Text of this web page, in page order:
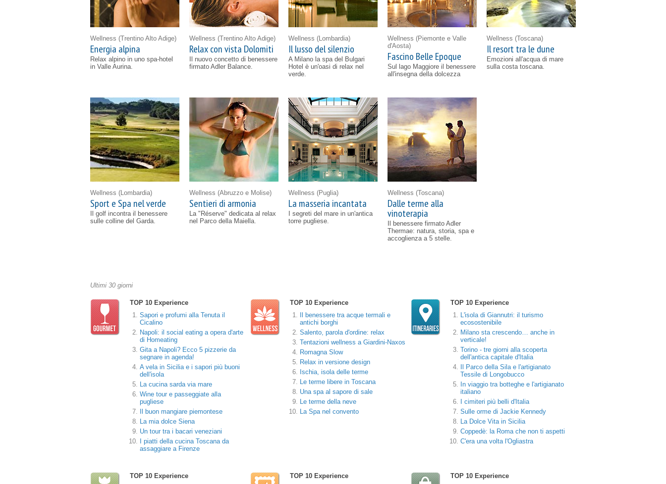
Wellness (Trentino Alto Adige)
Energia alpina
Relax alpino in uno spa-hotel
in Valle Aurina.
Wellness (Trentino Alto Adige)
Relax con vista Dolomiti
Il nuovo concetto di benessere
firmato Adler Balance.
Wellness (Lombardia)
Il lusso del silenzio
A Milano la spa del Bulgari
Hotel è un'oasi di relax nel
verde.
Wellness (Piemonte e Valle
d'Aosta)
Fascino Belle Epoque
Sul lago Maggiore il benessere
all'insegna della dolcezza
Wellness (Toscana)
Il resort tra le dune
Emozioni all'acqua di mare
sulla costa toscana.
Wellness (Lombardia)
Sport e Spa nel verde
Il golf incontra il benessere
sulle colline del Garda.
Wellness (Abruzzo e Molise)
Sentieri di armonia
La "Réserve" dedicata al relax
nel Parco della Maiella.
Wellness (Puglia)
La masseria incantata
I segreti del mare in un'antica
torre pugliese.
Wellness (Toscana)
Dalle terme alla
vinoterapia
Il benessere firmato Adler
Thermae: natura, storia, spa e
accoglienza a 5 stelle.
Ultimi 30 giorni
TOP 10 Experience
Sapori e profumi alla Tenuta il
Cicalino
Napoli: il social eating a opera d'arte
di Homeating
Gita a Napoli? Ecco 5 pizzerie da
segnare in agenda!
A vela in Sicilia e i sapori più buoni
dell'isola
La cucina sarda via mare
Wine tour e passeggiate alla
pugliese
Il buon mangiare piemontese
La mia dolce Siena
Un tour tra i bacari veneziani
I piatti della cucina Toscana da
assaggiare a Firenze
TOP 10 Experience
Il benessere tra acque termali e
antichi borghi
Salento, parola d'ordine: relax
Tentazioni wellness a Giardini-Naxos
Romagna Slow
Relax in versione design
Ischia, isola delle terme
Le terme libere in Toscana
Una spa al sapore di sale
Le terme della neve
La Spa nel convento
TOP 10 Experience
L'isola di Giannutri: il turismo
ecosostenibile
Milano sta crescendo… anche in
verticale!
Torino - tre giorni alla scoperta
dell'antica capitale d'Italia
Il Parco della Sila e l'artigianato
Tessile di Longobucco
In viaggio tra botteghe e l'artigianato
italiano
I cimiteri più belli d'Italia
Sulle orme di Jackie Kennedy
La Dolce Vita in Sicilia
Coppedè: la Roma che non ti aspetti
C'era una volta l'Ogliastra
TOP 10 Experience
TOP 10 Experience
TOP 10 Experience